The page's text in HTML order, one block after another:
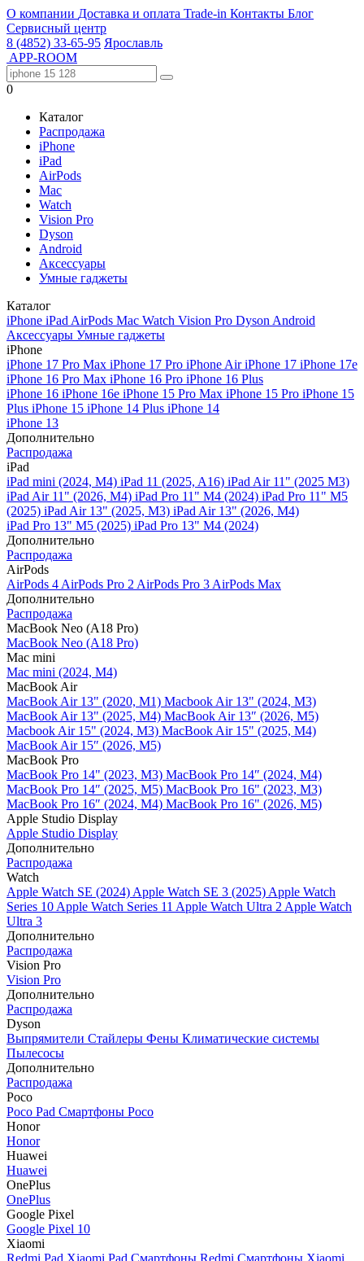
О компании Доставка и оплата Trade-in Контакты Блог
Сервисный центр
8 (4852) 33-65-95 Ярославль
APP-ROOM
0
Каталог
Распродажа
iPhone
iPad
AirPods
Mac
Watch
Vision Pro
Dyson
Android
Аксессуары
Умные гаджеты
Каталог
iPhone iPad AirPods Mac Watch Vision Pro Dyson Android
Аксессуары Умные гаджеты
iPhone
iPhone 17 Pro Max iPhone 17 Pro iPhone AiriPhone 17 iPhone 17e
iPhone 16 Pro Max iPhone 16 Pro iPhone 16 Plus
iPhone 16 iPhone 16e iPhone 15 Pro Max iPhone 15 Pro iPhone 15
Plus iPhone 15 iPhone 14 Plus iPhone 14
iPhone 13
Дополнительно
Распродажа
iPad
iPad mini (2024, M4) iPad 11 (2025, A16) iPad Air 11" (2025 M3)
iPad Air 11" (2026, M4) iPad Pro 11" M4 (2024) iPad Pro 11" M5
(2025) iPad Air 13" (2025, M3) iPad Air 13" (2026, M4)
iPad Pro 13" M5 (2025) iPad Pro 13" M4 (2024)
Дополнительно
Распродажа
AirPods
AirPods 4 AirPods Pro 2 AirPods Pro 3 AirPods Max
Дополнительно
Распродажа
MacBook Neo (A18 Pro)
MacBook Neo (A18 Pro)
Mac mini
Mac mini (2024, M4)
MacBook Air
MacBook Air 13" (2020, M1) Macbook Air 13" (2024, M3)
MacBook Air 13" (2025, M4) MacBook Air 13″ (2026, M5)
Macbook Air 15" (2024, M3) MacBook Air 15" (2025, M4)
MacBook Air 15″ (2026, M5)
MacBook Pro
MacBook Pro 14" (2023, M3) MacBook Pro 14″ (2024, M4)
MacBook Pro 14″ (2025, M5) MacBook Pro 16" (2023, M3)
MacBook Pro 16″ (2024, M4) MacBook Pro 16" (2026, M5)
Apple Studio Display
Apple Studio Display
Дополнительно
Распродажа
Watch
Apple Watch SE (2024) Apple Watch SE 3 (2025) Apple Watch
Series 10 Apple Watch Series 11 Apple Watch Ultra 2 Apple Watch
Ultra 3
Дополнительно
Распродажа
Vision Pro
Vision Pro
Дополнительно
Распродажа
Dyson
Выпрямители Стайлеры Фены Климатические системы
Пылесосы
Дополнительно
Распродажа
Poco
Poco Pad Смартфоны Poco
Honor
Honor
Huawei
Huawei
OnePlus
OnePlus
Google Pixel
Google Pixel 10
Xiaomi
Redmi Pad Xiaomi Pad Смартфоны Redmi Смартфоны Xiaomi